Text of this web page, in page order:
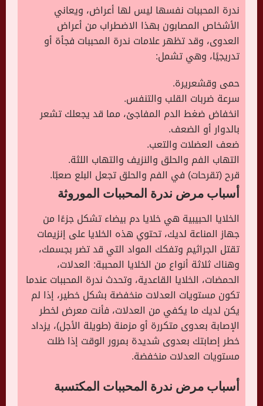
ندرة المحببات نفسها ليس لها أعراض، ويعاني
الأشخاص المصابون بهذا الاضطراب من أعراض
العدوى، وقد تظهر علامات ندرة المحببات فجأة أو
تدريجيًا، وهي تشمل:
حمى وقشعريرة.
سرعة ضربات القلب والتنفس.
انخفاض ضغط الدم المفاجئ، مما قد يجعلك تشعر
بالدوار أو الضعف.
ضعف العضلات والتعب.
التهاب الفم والحلق والنزيف والتهاب اللثة.
قرح (تقرحات) في الفم والحلق تجعل البلع صعبًا.
أسباب مرض ندرة المحببات الموروثة
الخلايا الحبيبية هي خلايا دم بيضاء تشكل جزءًا من
جهاز المناعة لديك، تحتوي هذه الخلايا على إنزيمات
تقتل الجراثيم وتفكك المواد التي قد تضر بجسمك،
وهناك ثلاثة أنواع من الخلايا المحببة: العدلات،
الحمضات، الخلايا القاعدية، وتحدث ندرة المحببات عندما
تكون مستويات العدلات منخفضة بشكل خطير، إذا لم
يكن لديك ما يكفي من العدلات، فأنت معرض لخطر
الإصابة بعدوى متكررة أو مزمنة (طويلة الأجل)، يزداد
خطر إصابتك بعدوى شديدة بمرور الوقت إذا ظلت
مستويات العدلات منخفضة.
أسباب مرض ندرة المحببات المكتسبة